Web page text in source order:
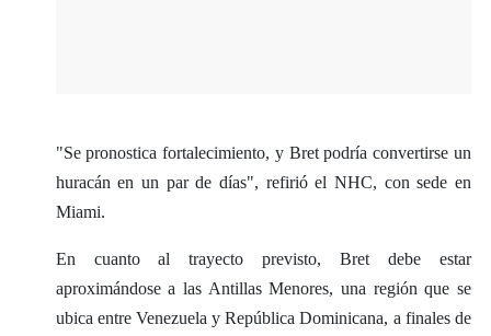
"Se pronostica fortalecimiento, y Bret podría convertirse un
huracán en un par de días", refirió el NHC, con sede en
Miami.
En cuanto al trayecto previsto, Bret debe estar
aproximándose a las Antillas Menores, una región que se
ubica entre Venezuela y República Dominicana, a finales de